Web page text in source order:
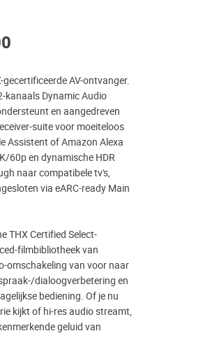
gecertificeerde AV-ontvanger.
kanaals Dynamic Audio
en aangedreven
suite voor moeiteloos
Assistent of Amazon Alexa
60p en dynamische HDR
naar compatibele tv's,
via eARC-ready Main
THX Certified Select-
filmbibliotheek van
omschakeling van voor naar
dialoogverbetering en
bediening. Of je nu
kijkt of hi-res audio streamt,
geluid van